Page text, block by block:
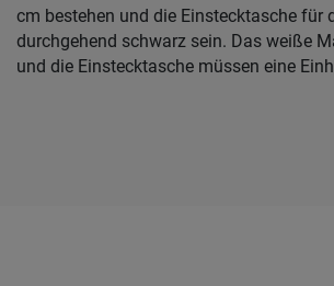
cm bestehen und die Einstecktasche für
durchgehend schwarz sein. Das weiße
und die Einstecktasche müssen eine